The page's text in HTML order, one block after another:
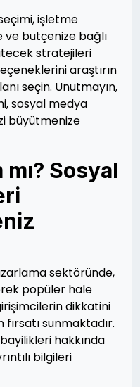
işletme
ve bütçenize bağlı
stratejileri
araştırın
seçin. Unutmayın,
sosyal medya
büyütmenize
mı? Sosyal
sektöründe,
popüler hale
dikkatini
sunmaktadır.
hakkında
bilgileri